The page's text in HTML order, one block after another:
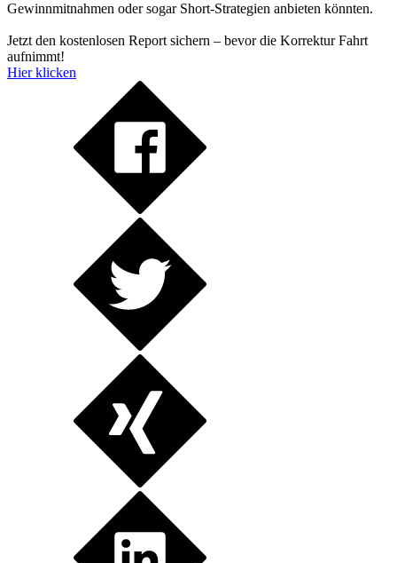
Gewinnmitnahmen oder sogar Short-Strategien anbieten könnten.
Jetzt den kostenlosen Report sichern – bevor die Korrektur Fahrt
aufnimmt!
Hier klicken